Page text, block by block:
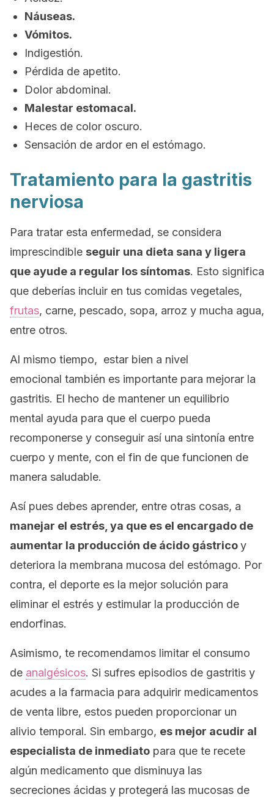
Náuseas.
Vómitos.
Indigestión.
Pérdida de apetito.
Dolor abdominal.
Malestar estomacal.
Heces de color oscuro.
Sensación de ardor en el estómago.
Tratamiento para la gastritis
nerviosa
Para tratar esta enfermedad, se considera
imprescindible seguir una dieta sana y ligera
que ayude a regular los síntomas. Esto significa
que deberías incluir en tus comidas vegetales,
frutas, carne, pescado, sopa, arroz y mucha agua,
entre otros.
Al mismo tiempo, estar bien a nivel
emocional también es importante para mejorar la
gastritis. El hecho de mantener un equilibrio
mental ayuda para que el cuerpo pueda
recomponerse y conseguir así una sintonía entre
cuerpo y mente, con el fin de que funcionen de
manera saludable.
Así pues debes aprender, entre otras cosas, a
manejar el estrés, ya que es el encargado de
aumentar la producción de ácido gástricoy
deteriora la membrana mucosa del estómago. Por
contra, el deporte es la mejor solución para
eliminar el estrés y estimular la producción de
endorfinas.
Asimismo, te recomendamos limitar el consumo
de analgésicos. Si sufres episodios de gastritis y
acudes a la farmacia para adquirir medicamentos
de venta libre, estos pueden proporcionar un
alivio temporal. Sin embargo, es mejor acudir al
especialista de inmediato para que te recete
algún medicamento que disminuya las
secreciones ácidas y protegerá las mucosas de